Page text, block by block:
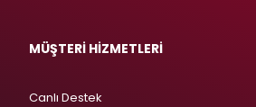
MÜŞTERİ HİZMETLERİ
Canlı Destek